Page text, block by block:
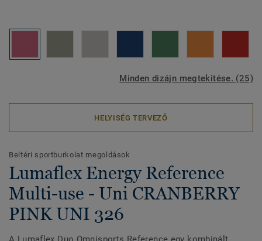
Minden dizájn megtekitése. (25)
HELYISÉG TERVEZŐ
Beltéri sportburkolat megoldások
Lumaflex Energy Reference
Multi-use - Uni CRANBERRY
PINK UNI 326